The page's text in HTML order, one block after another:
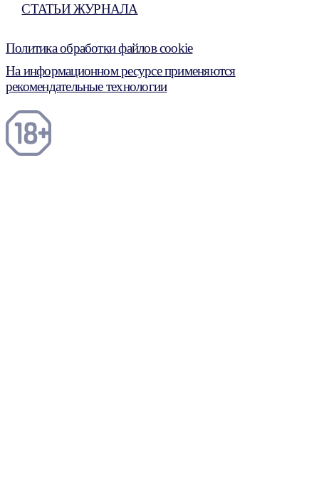
СТАТЬИ ЖУРНАЛА
Политика обработки файлов cookie
На информационном ресурсе применяются
рекомендательные технологии